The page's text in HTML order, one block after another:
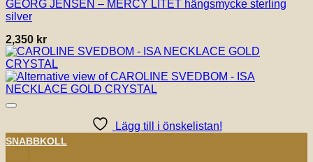
GEORG JENSEN – MERCY LITET hängsmycke sterling
silver
2,350 kr
Lägg till i önskelistan!
+
SNABBKOLL